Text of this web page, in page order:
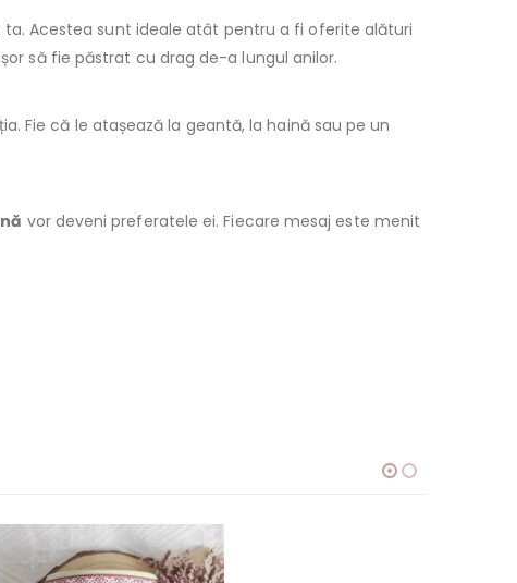
Acestea sunt ideale atât pentru a fi oferite alături
să fie păstrat cu drag de-a lungul anilor.
Fie că le atașează la geantă, la haină sau pe un
vor deveni preferatele ei. Fiecare mesaj este menit